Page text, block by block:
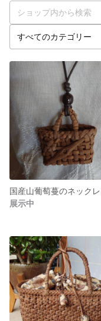
国産山葡萄蔓のネックレ
展示中